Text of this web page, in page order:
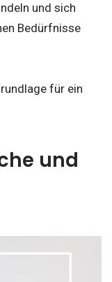
und sich
Bedürfnisse
für ein
und